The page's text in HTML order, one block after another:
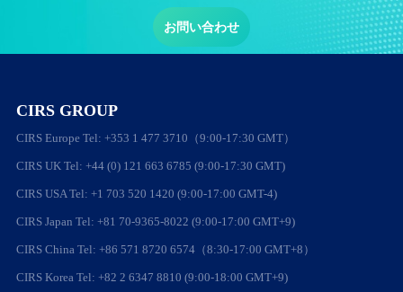
お問い合わせ
CIRS GROUP
CIRS Europe Tel: +353 1 477 3710（9:00-17:30 GMT）
CIRS UK Tel: +44 (0) 121 663 6785 (9:00-17:30 GMT)
CIRS USA Tel: +1 703 520 1420 (9:00-17:00 GMT-4)
CIRS Japan Tel: +81 70-9365-8022 (9:00-17:00 GMT+9)
CIRS China Tel: +86 571 8720 6574（8:30-17:00 GMT+8）
CIRS Korea Tel: +82 2 6347 8810 (9:00-18:00 GMT+9)